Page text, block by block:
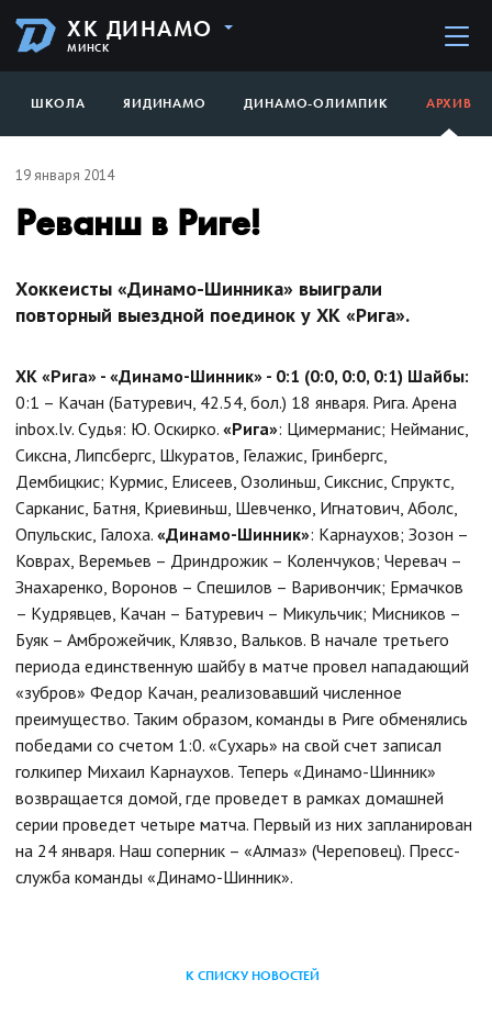
ХК ДИНАМО
МИНСК
ШКОЛА ЯИДИНАМО ДИНАМО-ОЛИМПИК АРХИВ
19 января 2014
Реванш в Риге!
Хоккеисты «Динамо-Шинника» выиграли
повторный выездной поединок у ХК «Рига».
ХК «Рига» - «Динамо-Шинник» - 0:1 (0:0, 0:0, 0:1) Шайбы:
0:1 – Качан (Батуревич, 42.54, бол.) 18 января. Рига. Арена
inbox.lv. Судья: Ю. Оскирко. «Рига»: Цимерманис; Нейманис,
Сиксна, Липсбергс, Шкуратов, Гелажис, Гринбергс,
Дембицкис; Курмис, Елисеев, Озолиньш, Сикснис, Спруктс,
Сарканис, Батня, Криевиньш, Шевченко, Игнатович, Аболс,
Опульскис, Галоха. «Динамо-Шинник»: Карнаухов; Зозон –
Коврах, Веремьев – Дриндрожик – Коленчуков; Черевач –
Знахаренко, Воронов – Спешилов – Варивончик; Ермачков
– Кудрявцев, Качан – Батуревич – Микульчик; Мисников –
Буяк – Амброжейчик, Клявзо, Вальков. В начале третьего
периода единственную шайбу в матче провел нападающий
«зубров» Федор Качан, реализовавший численное
преимущество. Таким образом, команды в Риге обменялись
победами со счетом 1:0. «Сухарь» на свой счет записал
голкипер Михаил Карнаухов. Теперь «Динамо-Шинник»
возвращается домой, где проведет в рамках домашней
серии проведет четыре матча. Первый из них запланирован
на 24 января. Наш соперник – «Алмаз» (Череповец). Пресс-
служба команды «Динамо-Шинник».
К СПИСКУ НОВОСТЕЙ